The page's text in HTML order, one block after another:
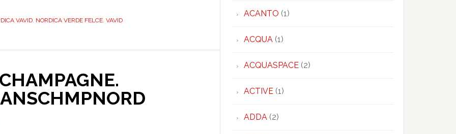
DILGRANSVEFENORD
VAVID, NORDICA VERDE FELCE, VAVID
ACANTO (1)
ACQUA (1)
ACQUASPACE (2)
ACTIVE (1)
ADDA (2)